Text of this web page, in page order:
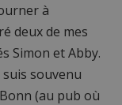
à
deux de mes
Simon et Abby.
souvenu
(au pub où